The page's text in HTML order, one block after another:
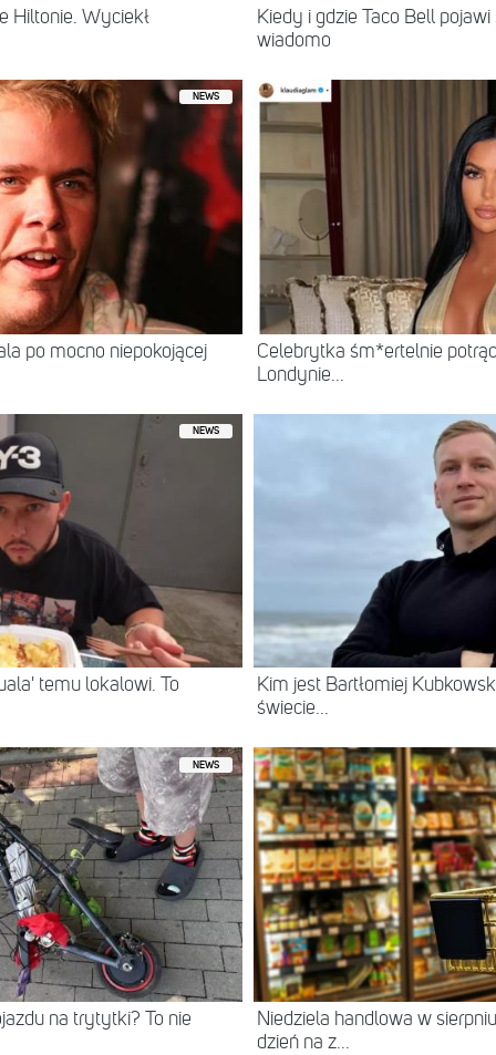
Hiltonie. Wyciekł
Kiedy i gdzie Taco Bell
wiadomo
NEWS
po mocno niepokojącej
Celebrytka śm*ertelnie
Londynie...
NEWS
temu lokalowi. To
Kim jest Bartłomiej
świecie...
NEWS
na trytytki? To nie
Niedziela handlowa w
dzień na z...